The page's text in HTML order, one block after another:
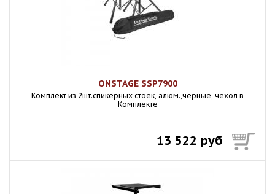
ONSTAGE SSP7900
Комплект из 2шт.спикерных стоек, алюм.,черные, чехол в
Комплекте
13 522 руб